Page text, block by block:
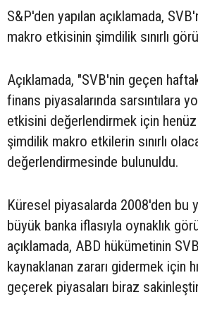
S&P'den yapılan açıklamada,
makro etkisinin şimdilik sınırlı
Açıklamada, "SVB'nin geçen
finans piyasalarında sarsıntılara
etkisini değerlendirmek için
şimdilik makro etkilerin sınırlı
değerlendirmesinde bulunuldu.
Küresel piyasalarda 2008'den bu
büyük banka iflasıyla oynaklık
açıklamada, ABD hükümetinin
kaynaklanan zararı gidermek için
geçerek piyasaları biraz